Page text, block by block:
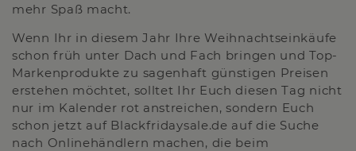
mehr Spaß macht.
Wenn Ihr in diesem Jahr Ihre Weihnachtseinkäufe
schon früh unter Dach und Fach bringen und Top-
Markenprodukte zu sagenhaft günstigen Preisen
erstehen möchtet, solltet Ihr Euch diesen Tag nicht
nur im Kalender rot anstreichen, sondern Euch
schon jetzt auf Blackfridaysale.de auf die Suche
nach Onlinehändlern machen, die beim